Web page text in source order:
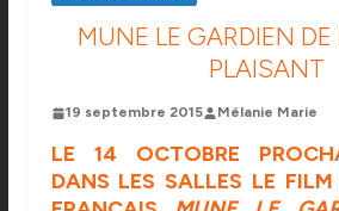
MUNE LE GARDIEN
PLAISANT
19 septembre 2015 Mélanie Marie
LE 14 OCTOBRE
DANS LES SALLES LE FILM